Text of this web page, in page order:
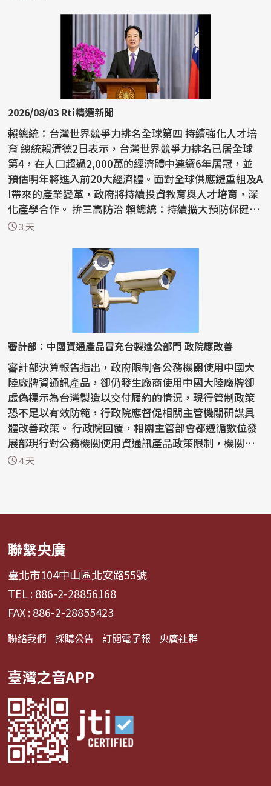
2026/08/03 Rti精選新聞
賴總統：台灣世界競爭力排名全球第四 持續強化人才培
育 總統賴清德2日表示，台灣世界競爭力排名已居全球
第4，在人口超過2,000萬的經濟體中連續6年居冠，並
預估明年將進入前20大經濟體。面對全球供應鏈重組及A
I帶來的產業變革，政府將持續投資教育與人才培育，深
化產學合作。 拚三高防治 賴總統：持續擴大預防保健
慢...3 天
審計部：中國資通產品冒充台製進公部門 政院應改善
審計部決算報告指出，政府限制各公務機關使用中國大
陸廠牌資通訊產品，卻仍發生廠商使用中國大陸廠牌卻
虛偽標示為台灣製造以交付履約的情況，現行管制政策
恐不足以有效防範，行政院應督促相關主管機關研謀具
體改善政策。 行政院回覆，相關主管部會都遵循數位發
展部現行對公務機關使用資通訊產品政策限制，機關如
有疑慮...
4 天
聯繫央廣
臺北市104中山區北安路55號
TEL : 886-2-28856168
FAX : 886-2-28855423
聯絡我們 採購公告 訂閱電子報 央廣社群
臺灣之音APP